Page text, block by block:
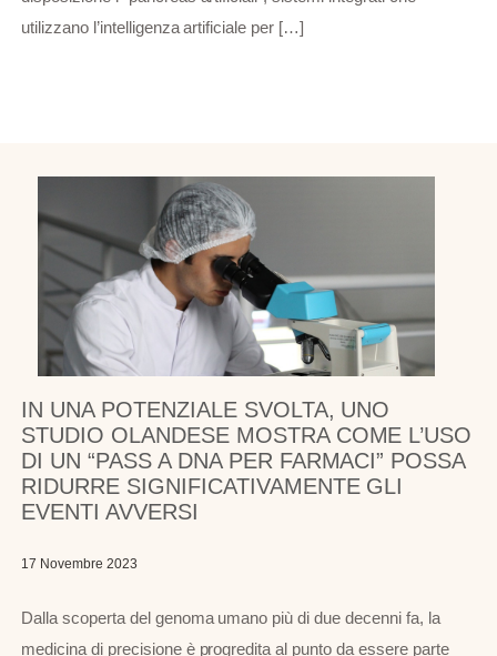
utilizzano l’intelligenza artificiale per […]
IN UNA POTENZIALE SVOLTA, UNO
STUDIO OLANDESE MOSTRA COME L’USO
DI UN “PASS A DNA PER FARMACI” POSSA
RIDURRE SIGNIFICATIVAMENTE GLI
EVENTI AVVERSI
17 Novembre 2023
Dalla scoperta del genoma umano più di due decenni fa, la
medicina di precisione è progredita al punto da essere parte